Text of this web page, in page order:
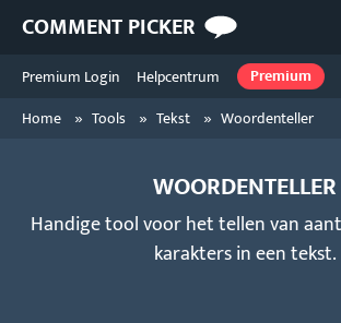
COMMENT PICKER
Premium Login Helpcentrum Premium
Home » Tools » Tekst » Woordenteller
WOORDENTELLER
Handige tool voor het tellen van
karakters in een tekst.